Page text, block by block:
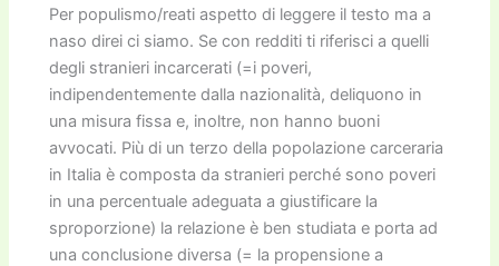
Per populismo/reati aspetto di leggere il testo ma a
naso direi ci siamo. Se con redditi ti riferisci a quelli
degli stranieri incarcerati (=i poveri,
indipendentemente dalla nazionalità, deliquono in
una misura fissa e, inoltre, non hanno buoni
avvocati. Più di un terzo della popolazione carceraria
in Italia è composta da stranieri perché sono poveri
in una percentuale adeguata a giustificare la
sproporzione) la relazione è ben studiata e porta ad
una conclusione diversa (= la propensione a